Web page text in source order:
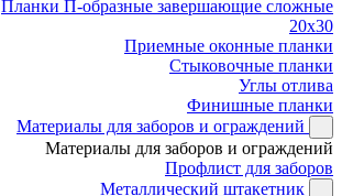
Планки П-образные завершающие сложные
20x30
Приемные оконные планки
Стыковочные планки
Углы отлива
Финишные планки
Материалы для заборов и ограждений
Материалы для заборов и ограждений
Профлист для заборов
Металлический штакетник